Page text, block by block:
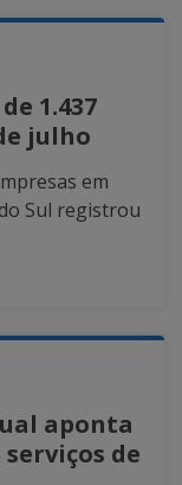
1.437
julho
em
Sul registrou
aponta
de